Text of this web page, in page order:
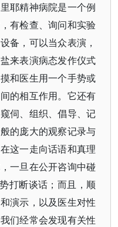
耶精神病院是一个例
有检查、询问和实验
备，可以当众表演，
来表演病态发作仪式
和医生用一个手势或
的相互作用。它还有
伺、组织、倡导、记
的庞大的观察记录与
这一走向话语和真理
一旦在公开咨询中碰
打断谈话；而且，顺
演示，以及医生对性
们经常会发现有关性